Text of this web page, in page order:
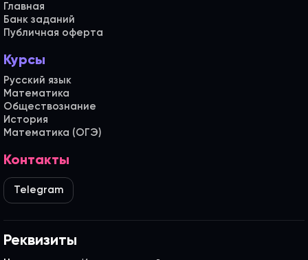
Главная
Банк заданий
Публичная оферта
Курсы
Русский язык
Математика
Обществознание
История
Математика (ОГЭ)
Контакты
Telegram
Реквизиты